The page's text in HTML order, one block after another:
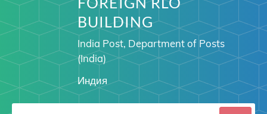
BUILDING
India Post, Department of Posts
(India)
Индия